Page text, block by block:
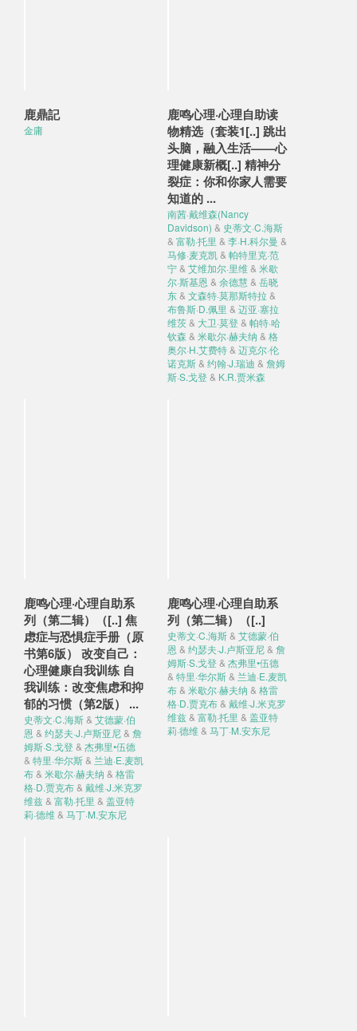
鹿鼎記
金庸
鹿鸣心理·心理自助读
物精选（套装1[..] 跳出
头脑，融入生活——心
理健康新概[..] 精神分
裂症：你和你家人需要
知道的 ...
南茜·戴维森(Nancy
Davidson) & 史蒂文·C.海斯
& 富勒·托里 & 李·H.科尔曼 &
马修·麦克凯& 帕特里克·范
宁& 艾维加尔·里维& 米歇
尔·斯基恩 & 余德慧& 岳晓
东& 文森特·莫那斯特拉&
布鲁斯·D.佩里 & 迈亚·塞拉
维茨& 大卫·莫登& 帕特·哈
钦森 & 米歇尔·赫夫纳 & 格
奥尔·H.艾费特& 迈克尔·伦
诺克斯& 约翰·J.瑞迪 & 詹姆
斯·S.戈登& K.R.贾米森
鹿鸣心理·心理自助系
列（第二辑）（[..] 焦
虑症与恐惧症手册（原
书第6版） 改变自己：
心理健康自我训练 自
我训练：改变焦虑和抑
郁的习惯（第2版） ...
史蒂文·C.海斯& 艾德蒙·伯
恩 & 约瑟夫·J.卢斯亚尼& 詹
姆斯·S.戈登& 杰弗里•伍德
& 特里·华尔斯& 兰迪·E.麦凯
布& 米歇尔·赫夫纳 & 格雷
格·D.贾克布& 戴维·J.米克罗
维兹& 富勒·托里 & 盖亚特
莉·德维& 马丁·M.安东尼
鹿鸣心理·心理自助系
列（第二辑）（[..]
史蒂文·C.海斯& 艾德蒙·伯
恩 & 约瑟夫·J.卢斯亚尼& 詹
姆斯·S.戈登& 杰弗里•伍德
& 特里·华尔斯& 兰迪·E.麦凯
布& 米歇尔·赫夫纳 & 格雷
格·D.贾克布& 戴维·J.米克罗
维兹& 富勒·托里 & 盖亚特
莉·德维& 马丁·M.安东尼